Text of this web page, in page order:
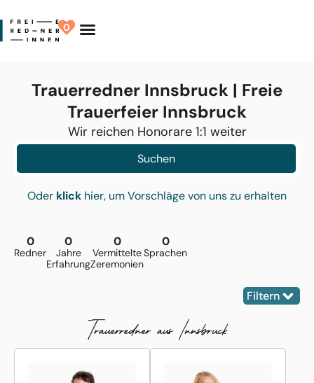
0
Trauerredner Innsbruck | Freie
Trauerfeier Innsbruck
Wir reichen Honorare 1:1 weiter
Suchen
Oder klick hier, um Vorschläge von uns zu erhalten
Redner
0
Jahre
Erfahrung
0
Vermittelte
Zeremonien
0
Sprachen
0
Filtern
Trauerredner aus Innsbruck